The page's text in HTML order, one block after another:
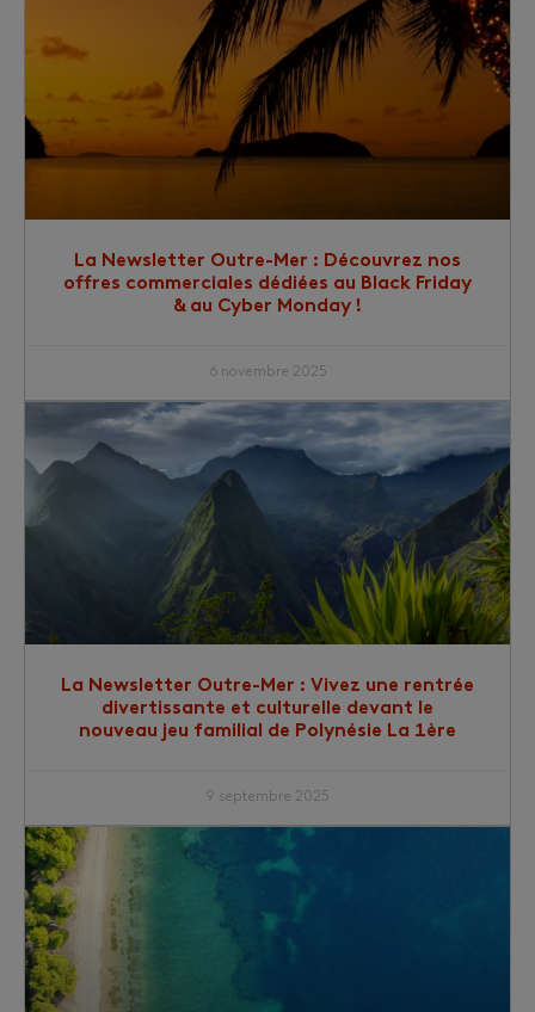
La Newsletter Outre-Mer : Découvrez nos
offres commerciales dédiées au Black Friday
& au Cyber Monday !
6 novembre 2025
La Newsletter Outre-Mer : Vivez une rentrée
divertissante et culturelle devant le
nouveau jeu familial de Polynésie La 1ère
9 septembre 2025